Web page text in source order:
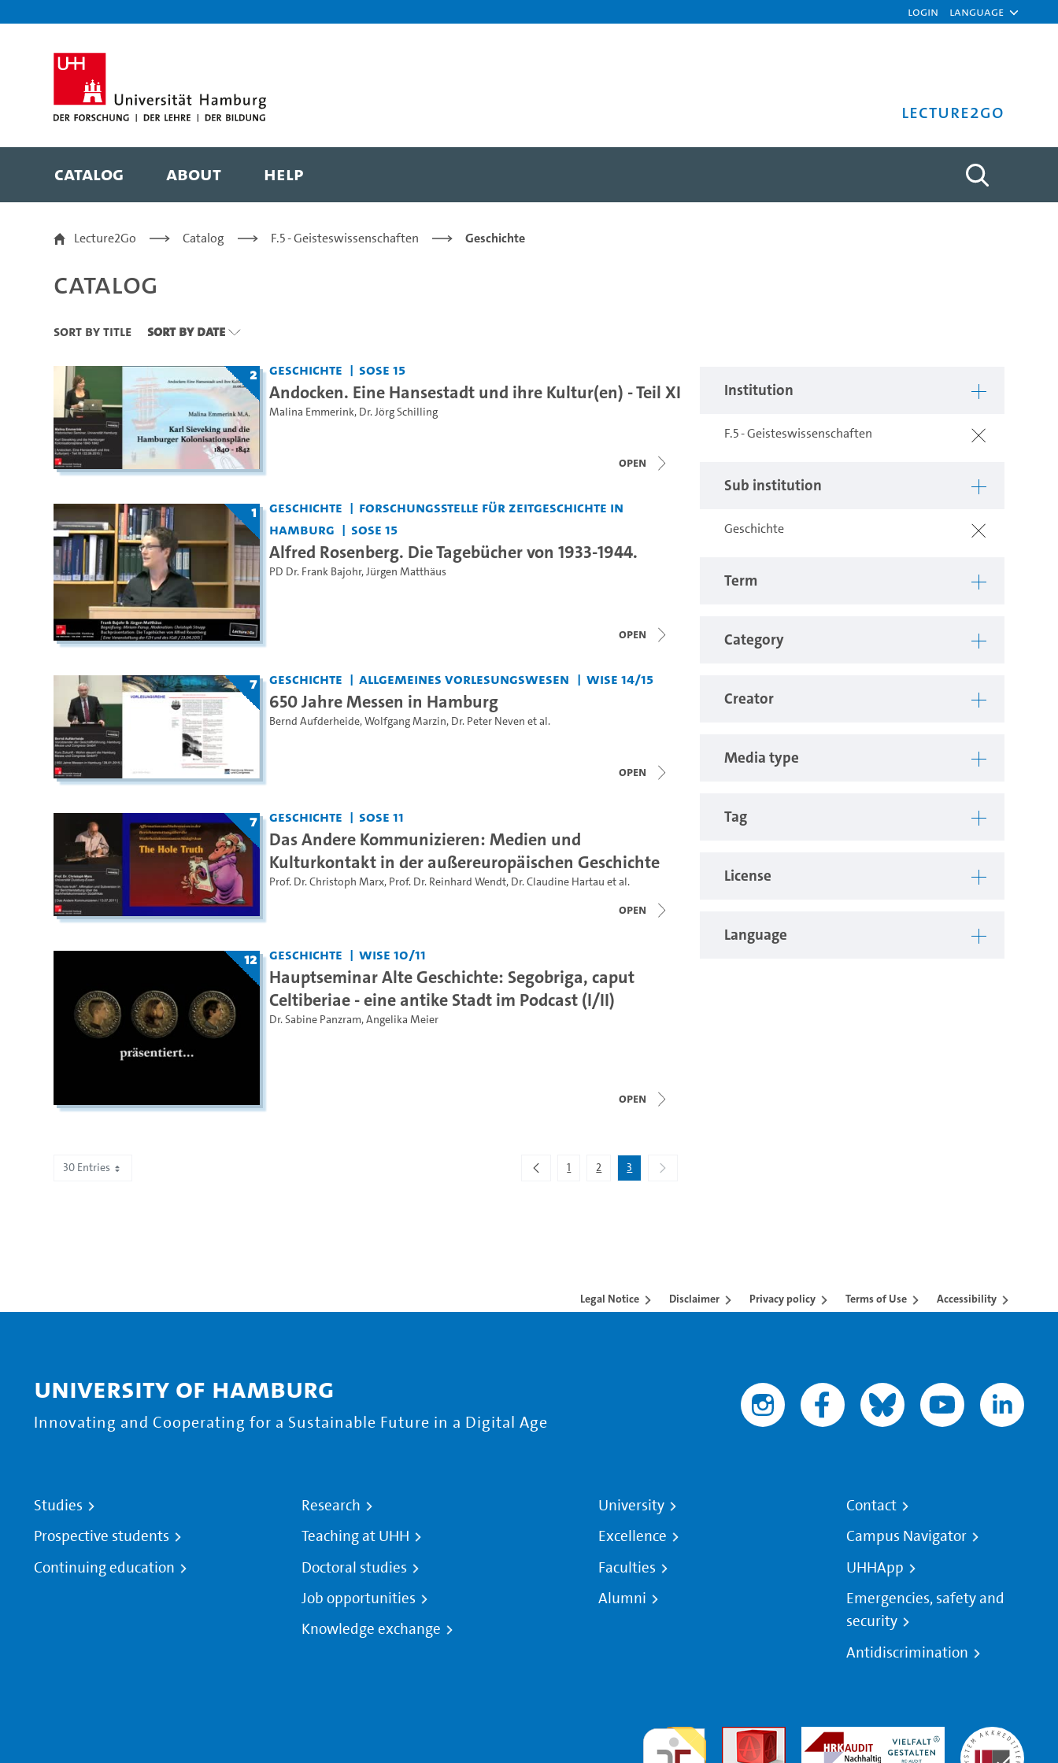
Login Language
Lecture2Go
Catalog About Help
Catalog
Lecture2Go Catalog F.5 - Geisteswissenschaften Geschichte
Catalog
Sort By Title Sort By Date
Institution
F.5 - Geisteswissenschaften
Sub institution
Geschichte
Term
Category
Creator
Media type
Tag
License
Language
2 Geschichte SoSe 15
Andocken. Eine Hansestadt und ihre Kultur(en) - Teil XI
Malina Emmerink, Dr. Jörg Schilling
open
1 Geschichte
Forschungsstelle für Zeitgeschichte in
Hamburg
SoSe 15
Alfred Rosenberg. Die Tagebücher von 1933-1944.
PD Dr. Frank Bajohr,Jürgen Matthäus
open
7 Geschichte Allgemeines Vorlesungswesen WiSe 14/15
650 Jahre Messen in Hamburg
Bernd Aufderheide,Wolfgang Marzin, Dr. Peter Neven et al.
open
7 Geschichte SoSe 11
Das Andere Kommunizieren: Medien und
Kulturkontakt in der außereuropäischen Geschichte
Prof. Dr. Christoph Marx, Prof. Dr. Reinhard Wendt, Dr. Claudine Hartau et al.
open
12 Geschichte WiSe 10/11
Hauptseminar Alte Geschichte: Segobriga, caput
Celtiberiae - eine antike Stadt im Podcast (I/II)
Dr. Sabine Panzram,Angelika Meier
open
30 Entries 1 2 3
Legal Notice Disclaimer Privacy policy Terms of Use Accessibility
University of Hamburg
Innovating and Cooperating for a Sustainable Future in a Digital Age
Studies
Prospective students
Continuing education
Research
Teaching at UHH
Doctoral studies
Job opportunities
Knowledge exchange
University
Excellence
Faculties
Alumni
Contact
Campus Navigator
UHHApp
Emergencies, safety and
security
Antidiscrimination